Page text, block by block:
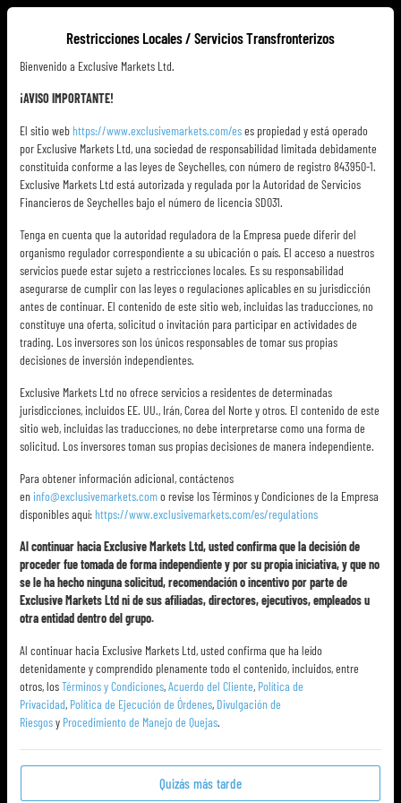
ES
Restricciones Locales / Servicios Transfronterizos
Bienvenido a Exclusive Markets Ltd.
¡AVISO IMPORTANTE!
El sitio webhttps://www.exclusivemarkets.com/eses propiedad y está operado
por Exclusive Markets Ltd, una sociedad de responsabilidad limitada debidamente
constituida conforme a las leyes de Seychelles, con número de registro 843950-1.
Exclusive Markets Ltd está autorizada y regulada por la Autoridad de Servicios
Financieros de Seychelles bajo el número de licencia SD031.
Tenga en cuenta que la autoridad reguladora de la Empresa puede diferir del
organismo regulador correspondiente a su ubicación o país. El acceso a nuestros
servicios puede estar sujeto a restricciones locales. Es su responsabilidad
asegurarse de cumplir con las leyes o regulaciones aplicables en su jurisdicción
antes de continuar. El contenido de este sitio web, incluidas las traducciones, no
constituye una oferta, solicitud o invitación para participar en actividades de
trading. Los inversores son los únicos responsables de tomar sus propias
decisiones de inversión independientes.
Exclusive Markets Ltd no ofrece servicios a residentes de determinadas
jurisdicciones, incluidos EE. UU., Irán, Corea del Norte y otros. El contenido de este
sitio web, incluidas las traducciones, no debe interpretarse como una forma de
solicitud. Los inversores toman sus propias decisiones de manera independiente.
Para obtener información adicional, contáctenos
eninfo@exclusivemarkets.como revise los Términos y Condiciones de la Empresa
disponibles aquí:https://www.exclusivemarkets.com/es/regulations
Al continuar hacia Exclusive Markets Ltd, usted confirma que la decisión de
proceder fue tomada de forma independiente y por su propia iniciativa, y que no
se le ha hecho ninguna solicitud, recomendación o incentivo por parte de
Exclusive Markets Ltd ni de sus afiliadas, directores, ejecutivos, empleados u
otra entidad dentro del grupo.
Al continuar hacia Exclusive Markets Ltd, usted confirma que ha leído
detenidamente y comprendido plenamente todo el contenido, incluidos, entre
otros, losTérminos y Condiciones,Acuerdo del Cliente, Política de
Privacidad, Política de Ejecución de Órdenes, Divulgación de
Riesgosy Procedimiento de Manejo de Quejas.
Quizás más tarde